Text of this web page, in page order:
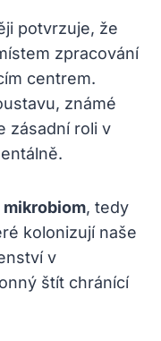
potvrzuje, že
zpracování
centrem.
známé
zásadní roli v
mikrobiom, tedy
kolonizují naše
v
štít chránící